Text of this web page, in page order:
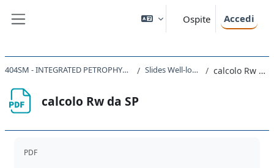
Ospite Accedi
404SM - INTEGRATED PETROPHYSICS 2023 Slides Well-logging calcolo Rw da SP
calcolo Rw da SP
PDF